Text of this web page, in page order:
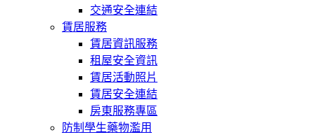
交通安全連結
賃居服務
賃居資訊服務
租屋安全資訊
賃居活動照片
賃居安全連結
房東服務專區
防制學生藥物濫用